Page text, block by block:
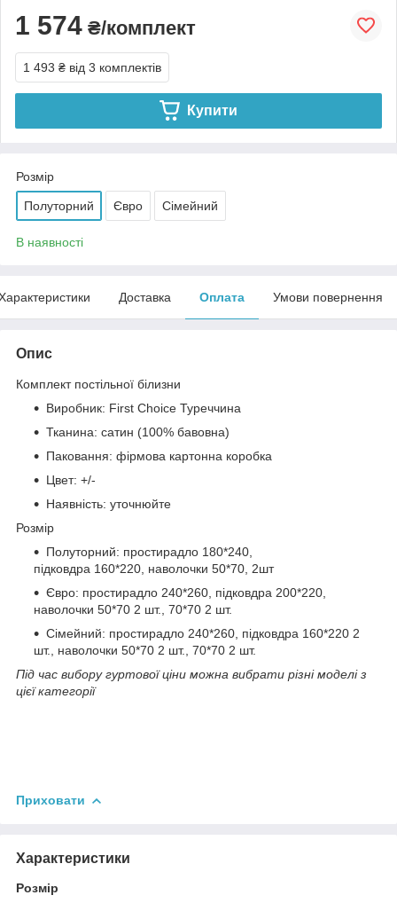
1 574 ₴/комплект
1 493 ₴ від 3 комплектів
Купити
Розмір
Полуторний Євро Сімейний
В наявності
Доставка Оплата Умови повернення
Опис
Комплект постільної білизни
Виробник: First Choice Туреччина
Тканина: сатин (100% бавовна)
Паковання: фірмова картонна коробка
Цвет: +/-
Наявність: уточнюйте
Розмір
Полуторний: простирадло 180*240,
підковдра 160*220, наволочки 50*70, 2шт
Євро: простирадло 240*260, підковдра 200*220,
наволочки 50*70 2 шт., 70*70 2 шт.
Сімейний: простирадло 240*260, підковдра 160*220 2
шт., наволочки 50*70 2 шт., 70*70 2 шт.
Під час вибору гуртової ціни можна вибрати різні моделі з
цієї категорії
Приховати
Характеристики
Розмір